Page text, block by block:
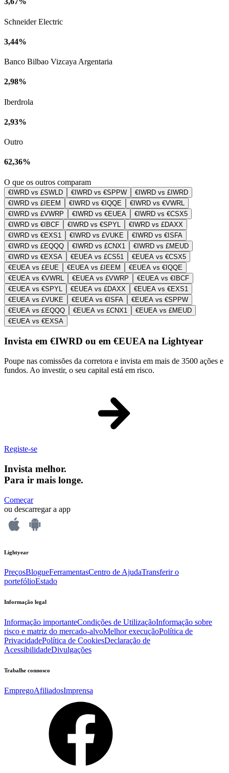
Schneider Electric
3,44%
Banco Bilbao Vizcaya Argentaria
2,98%
Iberdrola
2,93%
Outro
62,36%
O que os outros comparam
€IWRD vs £SWLD €IWRD vs €SPPW
€IWRD vs £IWRD
€IWRD vs £IEEM
€IWRD vs €IQQE
€IWRD vs €VWRL
€IWRD vs £VWRP
€IWRD vs €EUEA
€IWRD vs €CSX5
€IWRD vs €IBCF
€IWRD vs €SPYL
€IWRD vs £DAXX
€IWRD vs €EXS1
€IWRD vs £VUKE
€IWRD vs €ISFA
€IWRD vs £EQQQ
€IWRD vs £CNX1
€IWRD vs £MEUD
€IWRD vs €EXSA
€EUEA vs £CS51
€EUEA vs €CSX5
€EUEA vs £EUE
€EUEA vs £IEEM
€EUEA vs €IQQE
€EUEA vs €VWRL
€EUEA vs £VWRP
€EUEA vs €IBCF
€EUEA vs €SPYL
€EUEA vs £DAXX
€EUEA vs €EXS1
€EUEA vs £VUKE
€EUEA vs €ISFA
€EUEA vs €SPPW
€EUEA vs £EQQQ
€EUEA vs £CNX1
€EUEA vs £MEUD
€EUEA vs €EXSA
Invista em €IWRD ou em €EUEA na Lightyear
Poupe nas comissões da corretora e invista em mais de 3500 ações e
fundos. Ao investir, o seu capital está em risco.
Registe-se
Invista melhor.
Para ir mais longe.
Começar
ou descarregar a app
Lightyear
PreçosBlogueFerramentasCentro de AjudaTransferir o
portefólioEstado
Informação legal
Informação importanteCondições de UtilizaçãoInformação sobre
risco e matriz do mercado-alvoMelhor execuçãoPolítica de
PrivacidadePolítica de CookiesDeclaração de
AcessibilidadeDivulgações
Trabalhe connosco
EmpregoAfiliadosImprensa